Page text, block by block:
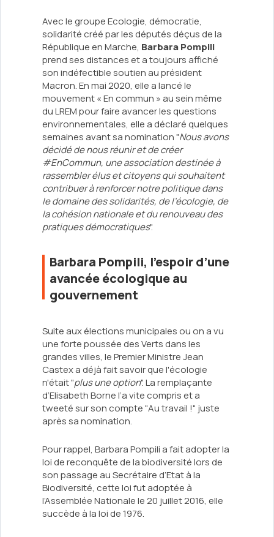
Avec le groupe Ecologie, démocratie,
solidarité créé par les députés déçus de la
République en Marche, Barbara Pompili
prend ses distances et a toujours affiché
son indéfectible soutien au président
Macron. En mai 2020, elle a lancé le
mouvement « En commun » au sein même
du LREM pour faire avancer les questions
environnementales, elle a déclaré quelques
semaines avant sa nomination "Nous avons
décidé de nous réunir et de créer
#EnCommun, une association destinée à
rassembler élus et citoyens qui souhaitent
contribuer à renforcer notre politique dans
le domaine des solidarités, de l’écologie, de
la cohésion nationale et du renouveau des
pratiques démocratiques".
Barbara Pompili, l’espoir d’une
avancée écologique au
gouvernement
Suite aux élections municipales ou on a vu
une forte poussée des Verts dans les
grandes villes, le Premier Ministre Jean
Castex a déjà fait savoir que l'écologie
n'était "plus une option". La remplaçante
d’Elisabeth Borne l’a vite compris et a
tweeté sur son compte "Au travail !" juste
après sa nomination.
Pour rappel, Barbara Pompili a fait adopter la
loi de reconquête de la biodiversité lors de
son passage au Secrétaire d’Etat à la
Biodiversité, cette loi fut adoptée à
l’Assemblée Nationale le 20 juillet 2016, elle
succède à la loi de 1976.